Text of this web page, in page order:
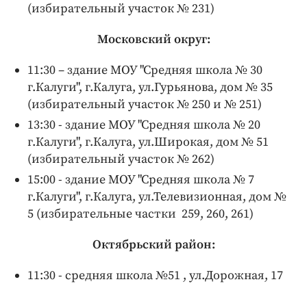
(избирательный участок № 231)
Московский округ:
11:30 – здание МОУ "Средняя школа № 30
г.Калуги", г.Калуга, ул.Гурьянова, дом № 35
(избирательный участок № 250 и № 251)
13:30 - здание МОУ "Средняя школа № 20
г.Калуги", г.Калуга, ул.Широкая, дом № 51
(избирательный участок № 262)
15:00 - здание МОУ "Средняя школа № 7
г.Калуги", г.Калуга, ул.Телевизионная, дом №
5 (избирательные частки 259, 260, 261)
Октябрьский район:
11:30 - средняя школа №51 , ул.Дорожная, 17